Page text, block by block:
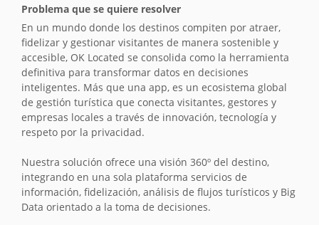
Problema que se quiere resolver
En un mundo donde los destinos compiten por atraer,
fidelizar y gestionar visitantes de manera sostenible y
accesible, OK Located se consolida como la herramienta
definitiva para transformar datos en decisiones
inteligentes. Más que una app, es un ecosistema global
de gestión turística que conecta visitantes, gestores y
empresas locales a través de innovación, tecnología y
respeto por la privacidad.
Nuestra solución ofrece una visión 360º del destino,
integrando en una sola plataforma servicios de
información, fidelización, análisis de flujos turísticos y Big
Data orientado a la toma de decisiones.